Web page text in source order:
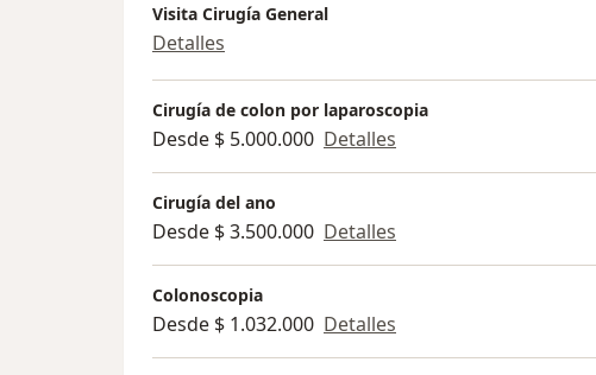
Visita Cirugía General
Detalles
Cirugía de colon por laparoscopia
Desde $ 5.000.000 Detalles
Cirugía del ano
Desde $ 3.500.000 Detalles
Colonoscopia
Desde $ 1.032.000 Detalles